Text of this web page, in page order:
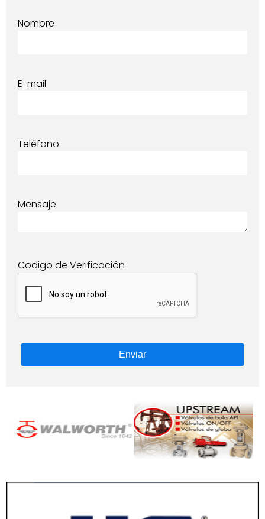
Nombre
E-mail
Teléfono
Mensaje
Codigo de Verificación
Enviar